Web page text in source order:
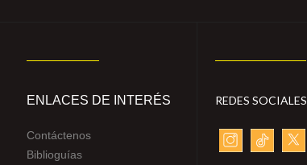
ENLACES DE INTERÉS
Contáctenos
Biblioguías
REDES SOCIALES